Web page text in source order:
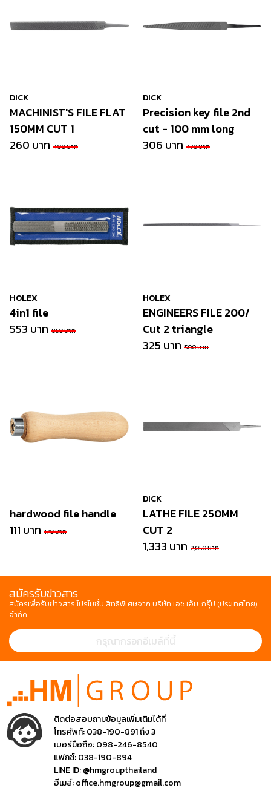
DICK
MACHINIST'S FILE FLAT
150MM CUT 1
260 บาท 400 บาท
DICK
Precision key file 2nd
cut - 100 mm long
306 บาท 470 บาท
HOLEX
4in1 file
553 บาท 850 บาท
HOLEX
ENGINEERS FILE 200/
Cut 2 triangle
325 บาท 500 บาท
hardwood file handle
111 บาท 170 บาท
DICK
LATHE FILE 250MM
CUT 2
1,333 บาท 2,050 บาท
สมัครรับข่าวสาร
สมัครเพื่อรับข่าวสาร โปรโมชั่น สิทธิพิเศษจาก บริษัท เอช.เอ็ม. กรุ๊ป (ประเทศไทย)
จำกัด
ติดต่อสอบถามข้อมูลเพิ่มเติมได้ที่
โทรศัพท์:038-190-891 ถึง 3
เบอร์มือถือ:098-246-8540
แฟกซ์:038-190-894
LINE ID:@hmgroupthailand
อีเมล์:office.hmgroup@gmail.com